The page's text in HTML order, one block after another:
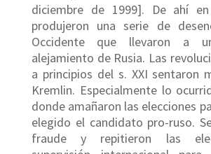
diciembre de 1999]. De ahí
produjeron una serie de
Occidente que llevaron a
alejamiento de Rusia. Las
a principios del s. XXI sentaron
Kremlin. Especialmente lo
donde amañaron las elecciones
elegido el candidato pro-ruso.
fraude y repitieron las